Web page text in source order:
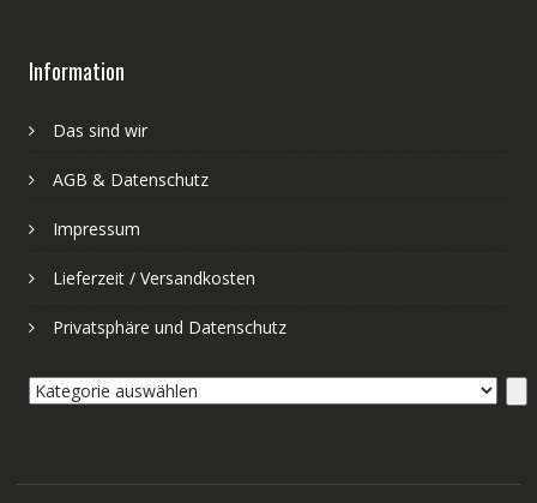
Information
Das sind wir
AGB & Datenschutz
Impressum
Lieferzeit / Versandkosten
Privatsphäre und Datenschutz
Kategorie